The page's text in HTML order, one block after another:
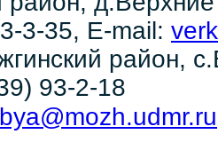
3-35, E-mail:
район,
93-2-18